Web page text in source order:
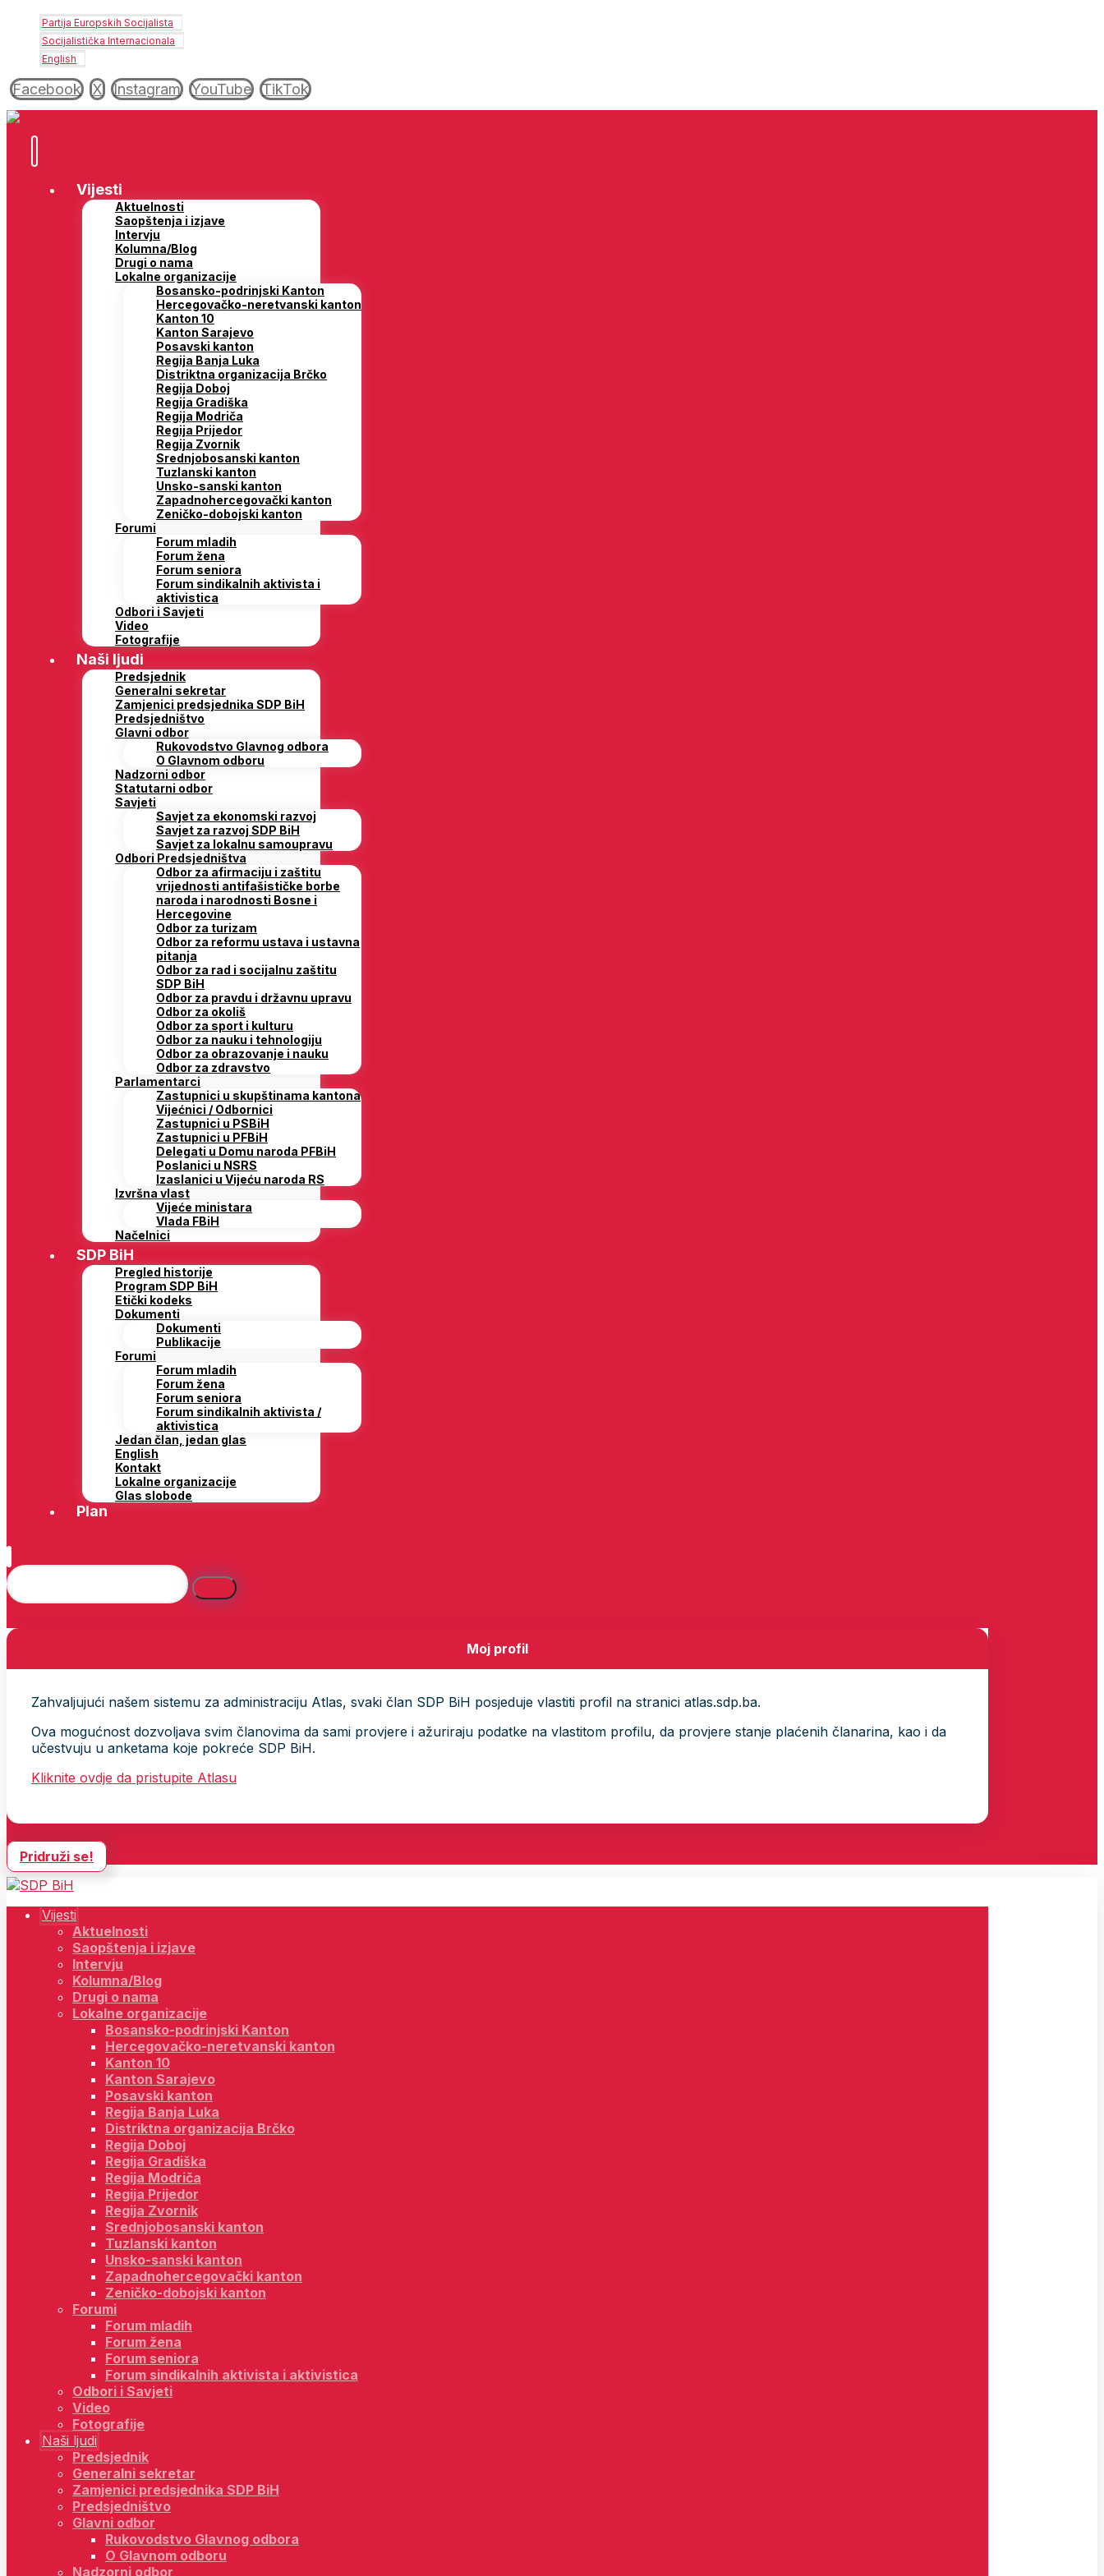
Partija Europskih Socijalista
Socijalistička Internacionala
English
Facebook X Instagram YouTube TikTok
Vijesti
Aktuelnosti
Saopštenja i izjave
Intervju
Kolumna/Blog
Drugi o nama
Lokalne organizacije
Bosansko-podrinjski Kanton
Hercegovačko-neretvanski kanton
Kanton 10
Kanton Sarajevo
Posavski kanton
Regija Banja Luka
Distriktna organizacija Brčko
Regija Doboj
Regija Gradiška
Regija Modriča
Regija Prijedor
Regija Zvornik
Srednjobosanski kanton
Tuzlanski kanton
Unsko-sanski kanton
Zapadnohercegovački kanton
Zeničko-dobojski kanton
Forumi
Forum mladih
Forum žena
Forum seniora
Forum sindikalnih aktivista i
aktivistica
Odbori i Savjeti
Video
Fotografije
Naši ljudi
Predsjednik
Generalni sekretar
Zamjenici predsjednika SDP BiH
Predsjedništvo
Glavni odbor
Rukovodstvo Glavnog odbora
O Glavnom odboru
Nadzorni odbor
Statutarni odbor
Savjeti
Savjet za ekonomski razvoj
Savjet za razvoj SDP BiH
Savjet za lokalnu samoupravu
Odbori Predsjedništva
Odbor za afirmaciju i zaštitu
vrijednosti antifašističke borbe
naroda i narodnosti Bosne i
Hercegovine
Odbor za turizam
Odbor za reformu ustava i ustavna
pitanja
Odbor za rad i socijalnu zaštitu
SDP BiH
Odbor za pravdu i državnu upravu
Odbor za okoliš
Odbor za sport i kulturu
Odbor za nauku i tehnologiju
Odbor za obrazovanje i nauku
Odbor za zdravstvo
Parlamentarci
Zastupnici u skupštinama kantona
Vijećnici / Odbornici
Zastupnici u PSBiH
Zastupnici u PFBiH
Delegati u Domu naroda PFBiH
Poslanici u NSRS
Izaslanici u Vijeću naroda RS
Izvršna vlast
Vijeće ministara
Vlada FBiH
Načelnici
SDP BiH
Pregled historije
Program SDP BiH
Etički kodeks
Dokumenti
Dokumenti
Publikacije
Forumi
Forum mladih
Forum žena
Forum seniora
Forum sindikalnih aktivista /
aktivistica
Jedan član, jedan glas
English
Kontakt
Lokalne organizacije
Glas slobode
Plan
Moj profil
Zahvaljujući našem sistemu za administraciju Atlas, svaki član SDP BiH posjeduje vlastiti profil na stranici atlas.sdp.ba.
Ova mogućnost dozvoljava svim članovima da sami provjere i ažuriraju podatke na vlastitom profilu, da provjere stanje plaćenih članarina, kao i da
učestvuju u anketama koje pokreće SDP BiH.
Kliknite ovdje da pristupite Atlasu
Pridruži se!
Vijesti
Aktuelnosti
Saopštenja i izjave
Intervju
Kolumna/Blog
Drugi o nama
Lokalne organizacije
Bosansko-podrinjski Kanton
Hercegovačko-neretvanski kanton
Kanton 10
Kanton Sarajevo
Posavski kanton
Regija Banja Luka
Distriktna organizacija Brčko
Regija Doboj
Regija Gradiška
Regija Modriča
Regija Prijedor
Regija Zvornik
Srednjobosanski kanton
Tuzlanski kanton
Unsko-sanski kanton
Zapadnohercegovački kanton
Zeničko-dobojski kanton
Forumi
Forum mladih
Forum žena
Forum seniora
Forum sindikalnih aktivista i aktivistica
Odbori i Savjeti
Video
Fotografije
Naši ljudi
Predsjednik
Generalni sekretar
Zamjenici predsjednika SDP BiH
Predsjedništvo
Glavni odbor
Rukovodstvo Glavnog odbora
O Glavnom odboru
Nadzorni odbor